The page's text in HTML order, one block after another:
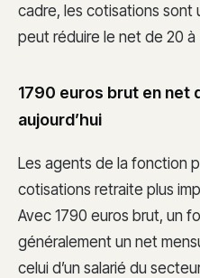
cadre, les cotisations sont
peut réduire le net de 20
1790 euros brut en net
aujourd’hui
Les agents de la fonction
cotisations retraite plus
Avec 1790 euros brut, un
généralement un net
celui d’un salarié du